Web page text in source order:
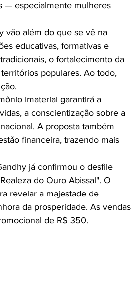
— especialmente mulheres
vão além do que se vê na
educativas, formativas e
o fortalecimento da
populares. Ao todo,
Imaterial garantirá a
a conscientização sobre a
A proposta também
financeira, trazendo mais
já confirmou o desfile
do Ouro Abissal". O
revelar a majestade de
da prosperidade. As vendas
de R$ 350.